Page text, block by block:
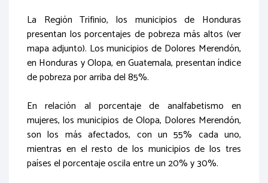
La Región Trifinio, los municipios de Honduras
presentan los porcentajes de pobreza más altos (ver
mapa adjunto). Los municipios de Dolores Merendón,
en Honduras y Olopa, en Guatemala, presentan índice
de pobreza por arriba del 85%.
En relación al porcentaje de analfabetismo en
mujeres, los municipios de Olopa, Dolores Merendón,
son los más afectados, con un 55% cada uno,
mientras en el resto de los municipios de los tres
países el porcentaje oscila entre un 20% y 30%.